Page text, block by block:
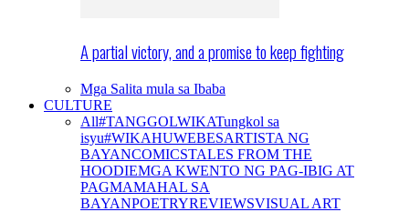
A partial victory, and a promise to keep fighting
Mga Salita mula sa Ibaba
CULTURE
All#TANGGOLWIKATungkol sa
isyu#WIKAHUWEBESARTISTA NG
BAYANCOMICSTALES FROM THE
HOODIEMGA KWENTO NG PAG-IBIG AT
PAGMAMAHAL SA
BAYANPOETRYREVIEWSVISUAL ART